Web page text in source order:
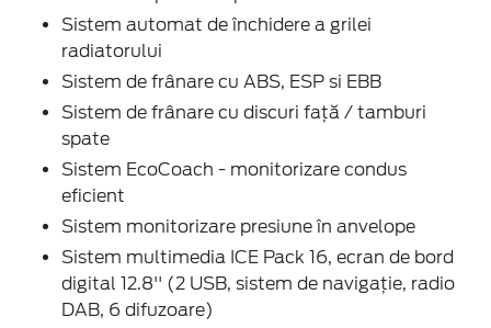
Sistem automat de închidere a grilei
radiatorului
Sistem de frânare cu ABS, ESP si EBB
Sistem de frânare cu discuri față / tamburi
spate
Sistem EcoCoach - monitorizare condus
eficient
Sistem monitorizare presiune în anvelope
Sistem multimedia ICE Pack 16, ecran de bord
digital 12.8'' (2 USB, sistem de navigație, radio
DAB, 6 difuzoare)